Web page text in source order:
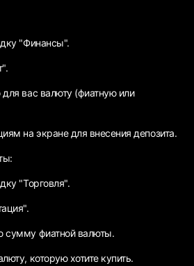
"Финансы".
вас валюту (фиатную или
на экране для внесения депозита.
"Торговля".
сумму фиатной валюты.
которую хотите купить.